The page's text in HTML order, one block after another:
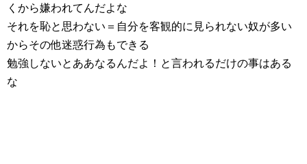
くから嫌われてんだよな
それを恥と思わない＝自分を客観的に見られない奴が多い
からその他迷惑行為もできる
勉強しないとああなるんだよ！と言われるだけの事はある
な